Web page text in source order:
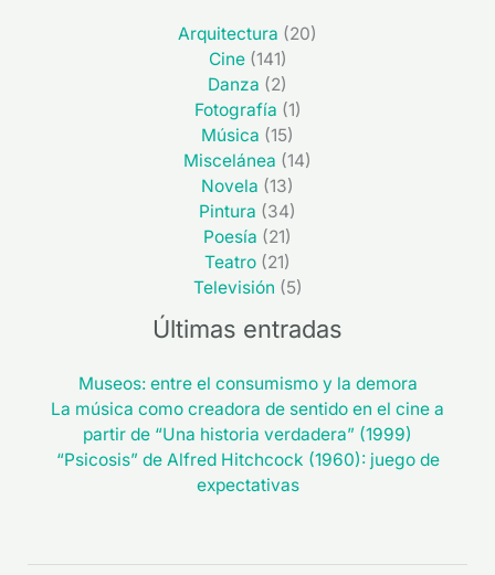
Arquitectura (20)
Cine(141)
Danza (2)
Fotografía (1)
Música (15)
Miscelánea (14)
Novela (13)
Pintura (34)
Poesía (21)
Teatro (21)
Televisión (5)
Últimas entradas
Museos: entre el consumismo y la demora
La música como creadora de sentido en el cine a
partir de “Una historia verdadera” (1999)
“Psicosis” de Alfred Hitchcock (1960): juego de
expectativas